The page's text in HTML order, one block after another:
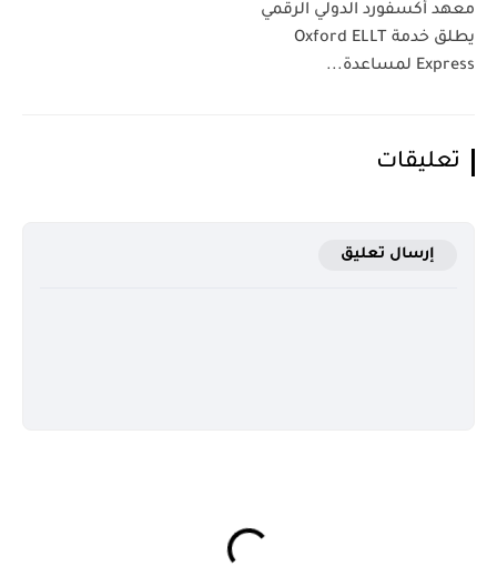
معهد أكسفورد الدولي الرقمي
يطلق خدمة Oxford ELLT
Express لمساعدة...
تعليقات
إرسال تعليق